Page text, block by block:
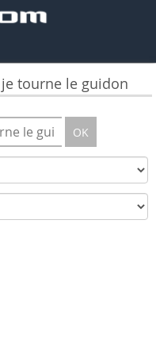
tourne le guidon
OK